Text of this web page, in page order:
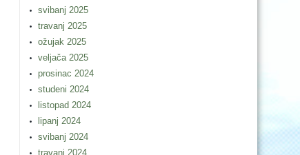
svibanj 2025
travanj 2025
ožujak 2025
veljača 2025
prosinac 2024
studeni 2024
listopad 2024
lipanj 2024
svibanj 2024
travanj 2024